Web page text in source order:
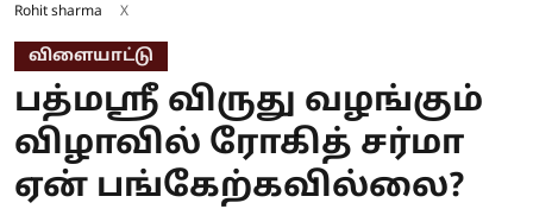
Rohit sharma X
விளையாட்டு
பத்மஸ்ரீ விருது வழங்கும்
விழாவில் ரோகித் சர்மா
ஏன் பங்கேற்கவில்லை?